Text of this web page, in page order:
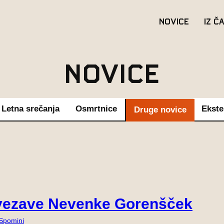
Novice Iz
Novice
Letna srečanja Osmrtnice Druge novice
Nevenke Gorenšček